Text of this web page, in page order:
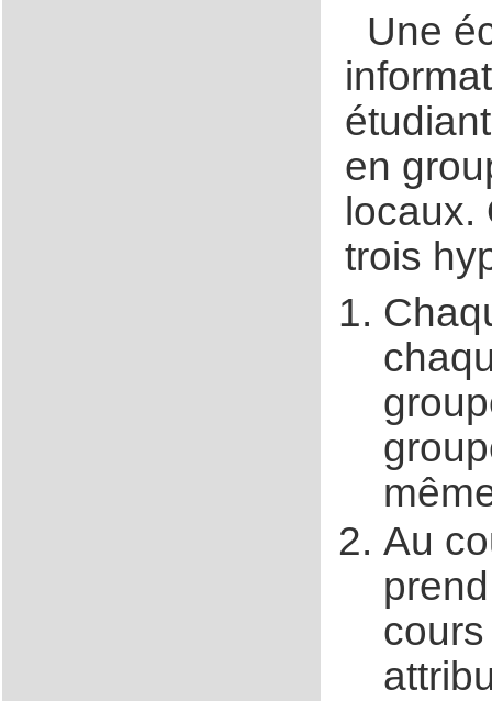
Une
en
trois
Au